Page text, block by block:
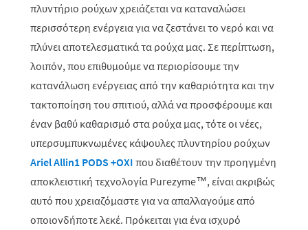
πλυντήριο ρούχων χρειάζεται να καταναλώσει
περισσότερη ενέργεια για να ζεστάνει το νερό και να
πλύνει αποτελεσματικά τα ρούχα μας. Σε περίπτωση,
λοιπόν, που επιθυμούμε να περιορίσουμε την
κατανάλωση ενέργειας από την καθαριότητα και την
τακτοποίηση του σπιτιού, αλλά να προσφέρουμε και
έναν βαθύ καθαρισμό στα ρούχα μας, τότε οι νέες,
υπερσυμπυκνωμένες κάψουλες πλυντηρίου ρούχων
Ariel Allin1 PODS +OXI που διαθέτουν την προηγμένη
αποκλειστική τεχνολογία Purezyme™, είναι ακριβώς
αυτό που χρειαζόμαστε για να απαλλαγούμε από
οποιονδήποτε λεκέ. Πρόκειται για ένα ισχυρό